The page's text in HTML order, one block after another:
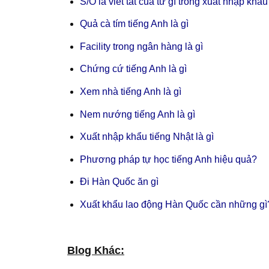
Quả cà tím tiếng Anh là gì
Facility trong ngân hàng là gì
Chứng cứ tiếng Anh là gì
Xem nhà tiếng Anh là gì
Nem nướng tiếng Anh là gì
Xuất nhập khẩu tiếng Nhật là gì
Phương pháp tự học tiếng Anh hiệu quả?
Đi Hàn Quốc ăn gì
Xuất khẩu lao động Hàn Quốc cần những
Blog Khác: